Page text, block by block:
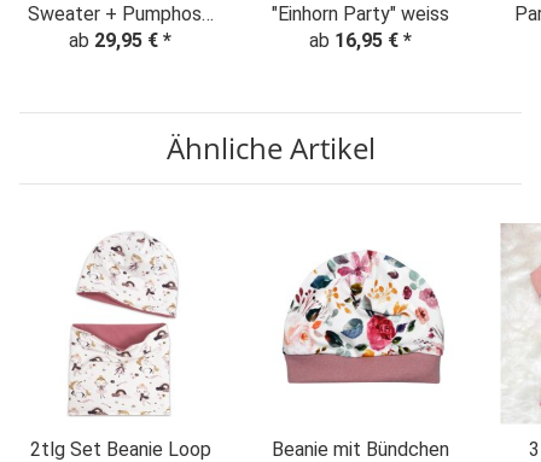
Sweater + Pumphose
"Federnliebe" BIO /
ab 29,95 € *
"Einhorn Party" weiss
ab 16,95 € *
Ähnliche Artikel
2tlg Set Beanie Loop
Beanie mit Bündchen